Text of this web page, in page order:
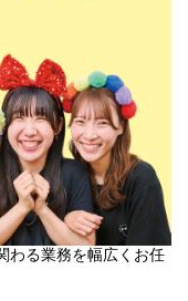
わる業務を幅広くお任